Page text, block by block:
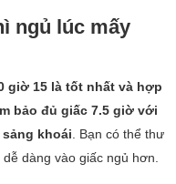
ngủ lúc mấy
giờ 15 là tốt nhất và hợp
bảo đủ giấc 7.5 giờ với
khoái . Bạn có thể thư
dàng vào giấc ngủ hơn.